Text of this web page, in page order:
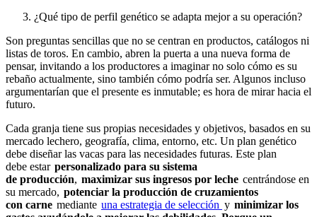
¿Qué tipo de perfil genético se adapta mejor a su operación?
Son preguntas sencillas que no se centran en productos, catálogos ni
listas de toros. En cambio, abren la puerta a una nueva forma de
pensar, invitando a los productores a imaginar no solo cómo es su
rebaño actualmente, sino también cómo podría ser. Algunos incluso
argumentarían que el presente es inmutable; es hora de mirar hacia el
futuro.
Cada granja tiene sus propias necesidades y objetivos, basados ​​en su
mercado lechero, geografía, clima, entorno, etc. Un plan genético
debe diseñar las vacas para las necesidades futuras. Este plan
debe estar personalizado para su sistema
de producción, maximizar sus ingresos por leche centrándose en
su mercado, potenciar la producción de cruzamientos
con carne mediante una estrategia de selección y minimizar los